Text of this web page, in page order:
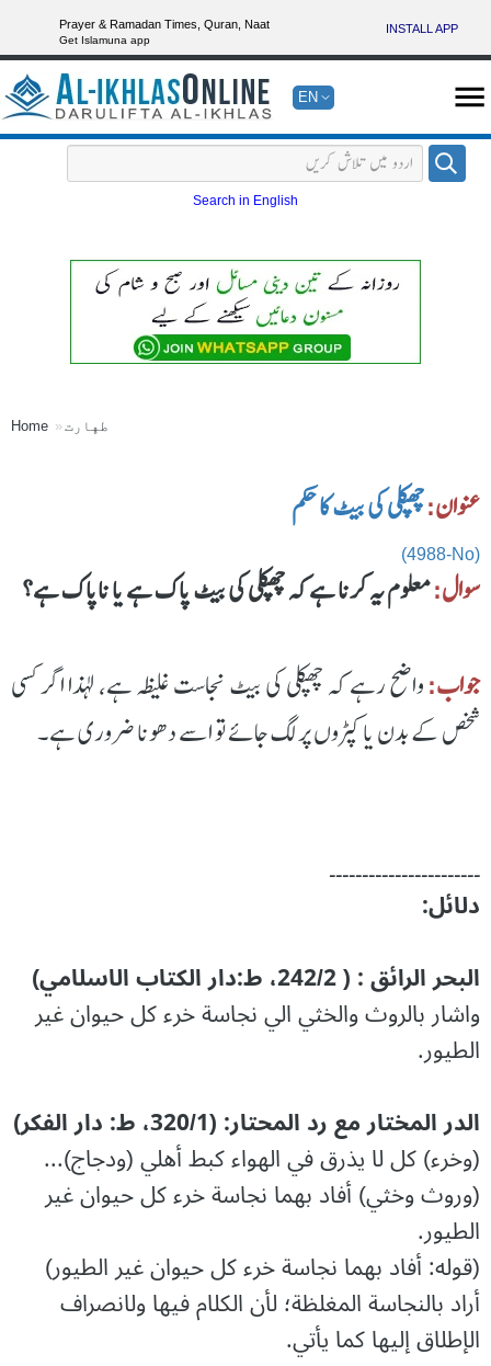
Prayer & Ramadan Times, Quran, Naat
Get Islamuna app
INSTALL APP
EN
Search in English
Home طهارت
عنوان:چھپکلی کی بیٹ کا حکم
(4988-No)
سوال:معلوم یہ کرنا ہے کہ چھپکلی کی بیٹ پاک ہے یا ناپاک ہے؟
جواب:واضح رہے کہ چھپکلی کی بیٹ نجاست غلیظہ ہے، لہذا اگر کسی
شخص کے بدن یا کپڑوں پر لگ جائے تو اسے دھونا ضروری ہے۔
۔۔۔۔۔۔۔۔۔۔۔۔۔۔۔۔۔۔۔۔۔۔۔
دلائل:
البحر الرائق : ( 242/2، ط:دار الكتاب الاسلامي)
واشار بالروث والخثي الي نجاسة خرء كل حيوان غير
الطيور.
الدر المختار مع رد المحتار: (320/1، ط: دار الفكر)
(وخرء) كل لا يذرق في الهواء كبط أهلي (ودجاج)...
(وروث وخثي) أفاد بهما نجاسة خرء كل حيوان غير
الطيور.
(قوله: أفاد بهما نجاسة خرء كل حيوان غير الطيور)
أراد بالنجاسة المغلظة؛ لأن الكلام فيها ولانصراف
الإطلاق إليها كما يأتي.